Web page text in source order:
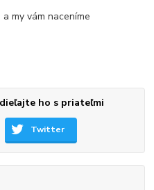
my vám naceníme
ho s priateľmi
Twitter